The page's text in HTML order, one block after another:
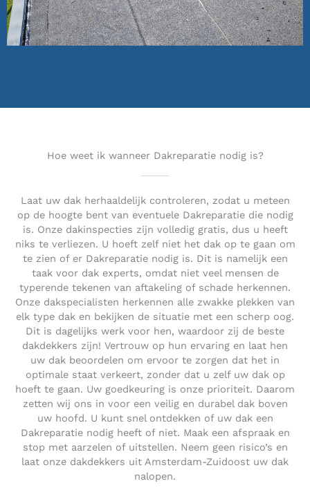
Hoe weet ik wanneer Dakreparatie nodig is?
Laat uw dak herhaaldelijk controleren, zodat u meteen
op de hoogte bent van eventuele Dakreparatie die nodig
is. Onze dakinspecties zijn volledig gratis, dus u heeft
niks te verliezen. U hoeft zelf niet het dak op te gaan om
te zien of er Dakreparatie nodig is. Dit is namelijk een
taak voor dak experts, omdat niet veel mensen de
typerende tekenen van aftakeling of schade herkennen.
Onze dakspecialisten herkennen alle zwakke plekken van
elk type dak en bekijken de situatie met een scherp oog.
Dit is dagelijks werk voor hen, waardoor zij de beste
dakdekkers zijn! Vertrouw op hun ervaring en laat hen
uw dak beoordelen om ervoor te zorgen dat het in
optimale staat verkeert, zonder dat u zelf uw dak op
hoeft te gaan. Uw goedkeuring is onze prioriteit. Daarom
zetten wij ons in voor een veilig en durabel dak boven
uw hoofd. U kunt snel ontdekken of uw dak een
Dakreparatie nodig heeft of niet. Maak een afspraak en
stop met aarzelen of uitstellen. Neem geen risico’s en
laat onze dakdekkers uit Amsterdam-Zuidoost uw dak
nalopen.